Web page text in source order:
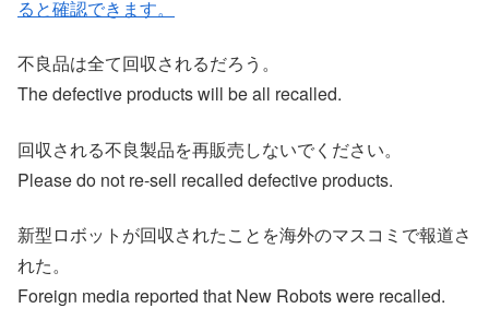
ると確認できます。
不良品は全て回収されるだろう。
The defective products will be all recalled.
回収される不良製品を再販売しないでください。
Please do not re-sell recalled defective products.
新型ロボットが回収されたことを海外のマスコミで報道さ
れた。
Foreign media reported that New Robots were recalled.